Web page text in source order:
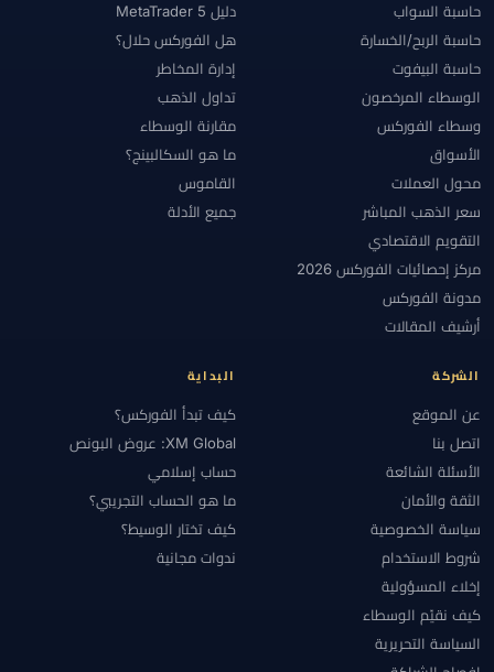
حاسبة السواب
حاسبة الربح/الخسارة
حاسبة البيفوت
الوسطاء المرخصون
وسطاء الفوركس
الأسواق
محول العملات
سعر الذهب المباشر
التقويم الاقتصادي
مركز إحصائيات الفوركس 2026
مدونة الفوركس
أرشيف المقالات
دليل MetaTrader 5
هل الفوركس حلال؟
إدارة المخاطر
تداول الذهب
مقارنة الوسطاء
ما هو السكالبينج؟
القاموس
جميع الأدلة
الشركة
عن الموقع
اتصل بنا
الأسئلة الشائعة
الثقة والأمان
سياسة الخصوصية
شروط الاستخدام
إخلاء المسؤولية
كيف نقيّم الوسطاء
السياسة التحريرية
البداية
كيف تبدأ الفوركس؟
XM Global: عروض البونص
حساب إسلامي
ما هو الحساب التجريبي؟
كيف تختار الوسيط؟
ندوات مجانية